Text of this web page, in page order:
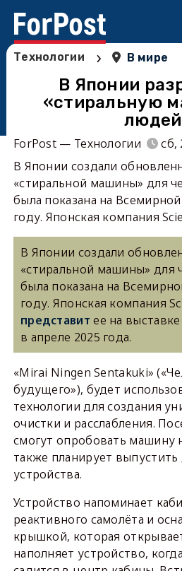
Технологии › В мире
В Японии
«стиральную
ForPost — Технологии
сб,
В Японии создали
«стиральной машины» для
была показана на
году. Японская компания
В Японии создали
«стиральной машины» для
была показана на
году. Японская компания
представит ее на
в апреле 2025 года.
«Mirai Ningen Sentakuki»
будущего»), будет
технологии для создания
очистки и расслабления.
смогут опробовать машину
также планирует
устройства.
Устройство напоминает
реактивного самолёта и
крышкой, которая
наполняет устройство,